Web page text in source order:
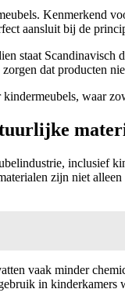
Kenmerkend
aansluit bij de
staat
dat producten
waar
inclusief
zijn niet
vaak minder
in kinderkamers